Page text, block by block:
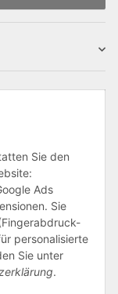
Sie den
Ads
Sie
personalisierte
Sie unter
.